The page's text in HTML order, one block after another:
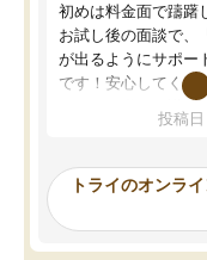
初めは料金面で躊躇
お試し後の面談で、
が出るようにサポー
です！安心してくだ
ないのは私たち講師
ってくださり、確
ったんですが、学生
み、徐々に成績が上
思っていました。何
投稿日
トライのオンラ